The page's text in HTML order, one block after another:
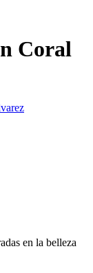
Coral
en la belleza